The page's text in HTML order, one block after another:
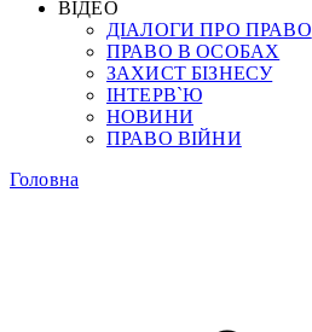
ВІДЕО
ДІАЛОГИ ПРО ПРАВО
ПРАВО В ОСОБАХ
ЗАХИСТ БІЗНЕСУ
ІНТЕРВ`Ю
НОВИНИ
ПРАВО ВІЙНИ
Головна